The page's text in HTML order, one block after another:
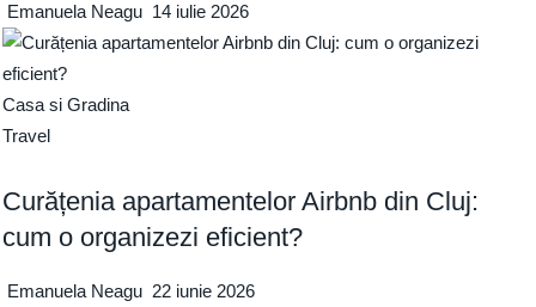
Emanuela Neagu 14 iulie 2026
Casa si Gradina
Travel
Curățenia apartamentelor Airbnb din Cluj:
cum o organizezi eficient?
Emanuela Neagu 22 iunie 2026